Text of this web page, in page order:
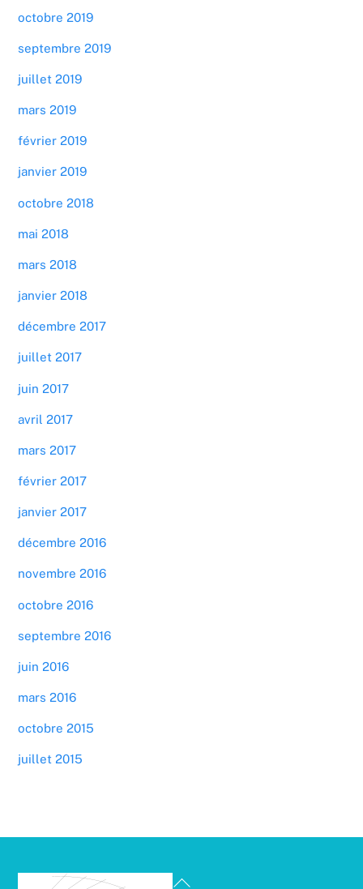
octobre 2019
septembre 2019
juillet 2019
mars 2019
février 2019
janvier 2019
octobre 2018
mai 2018
mars 2018
janvier 2018
décembre 2017
juillet 2017
juin 2017
avril 2017
mars 2017
février 2017
janvier 2017
décembre 2016
novembre 2016
octobre 2016
septembre 2016
juin 2016
mars 2016
octobre 2015
juillet 2015